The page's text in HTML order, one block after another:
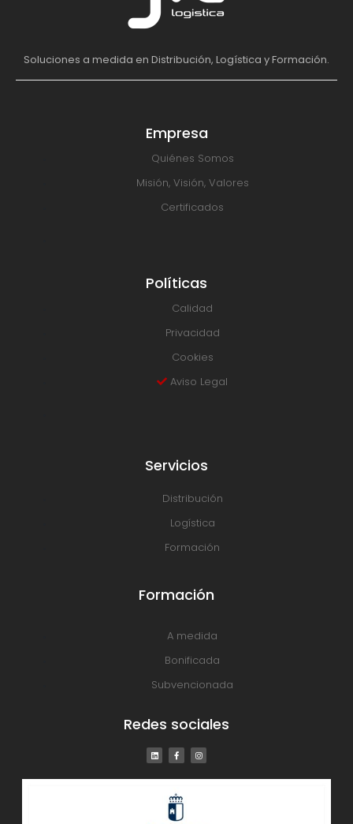
Soluciones a medida en Distribución, Logística y Formación.
Empresa
Quiénes Somos
Misión, Visión, Valores
Certificados
Políticas
Calidad
Privacidad
Cookies
Aviso Legal
Servicios
Distribución
Logística
Formación
Formación
A medida
Bonificada
Subvencionada
Redes sociales